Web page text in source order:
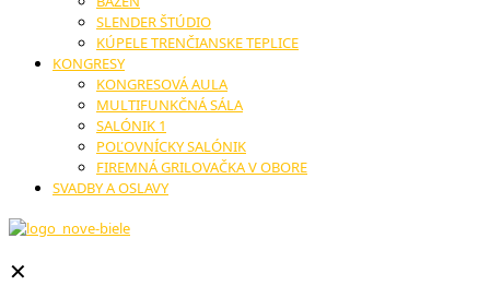
SLENDER ŠTÚDIO
KÚPELE TRENČIANSKE TEPLICE
KONGRESY
KONGRESOVÁ AULA
MULTIFUNKČNÁ SÁLA
SALÓNIK 1
POĽOVNÍCKY SALÓNIK
FIREMNÁ GRILOVAČKA V OBORE
SVADBY A OSLAVY
✕